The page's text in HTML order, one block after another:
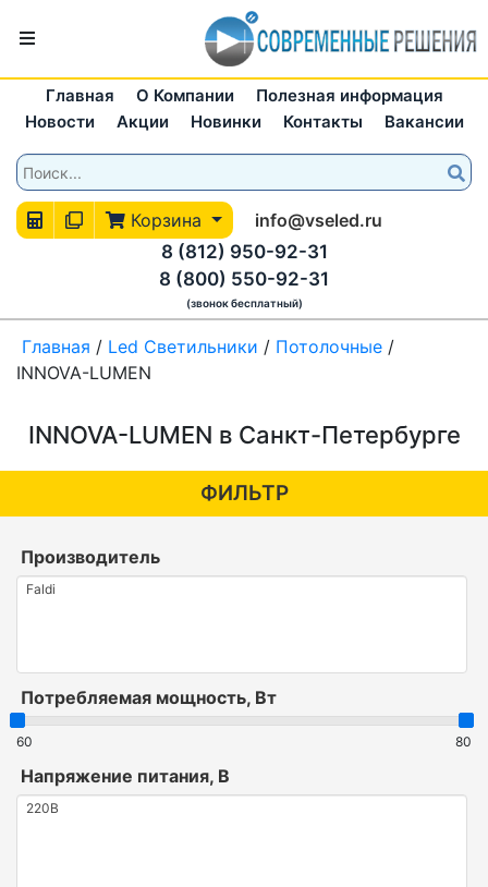
Главная О Компании
Полезная информация
Новости
Акции Новинки Контакты Вакансии
Корзина
info@vseled.ru
8 (812) 950-92-31
8 (800) 550-92-31
(звонок бесплатный)
Главная / Led Светильники / Потолочные /
INNOVA-LUMEN
INNOVA-LUMEN в Санкт-Петербурге
ФИЛЬТР
Производитель
Потребляемая мощность, Вт
60 80
Напряжение питания, В